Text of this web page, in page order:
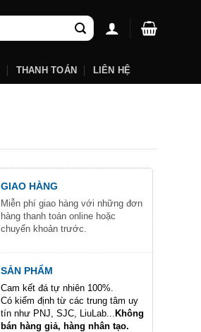
THANH TOÁN LIÊN HỆ
GIAO HÀNG
Miễn phí giao hàng với những đơn
hàng thanh toán online hoặc
chuyển khoản trước.
SẢN PHẨM
Cam kết đá tự nhiên 100%.
Có kiểm định từ các trung tâm uy
tín như PNJ, SJC, LiuLab...
Không
bán hàng giả, hàng nhân tạo.